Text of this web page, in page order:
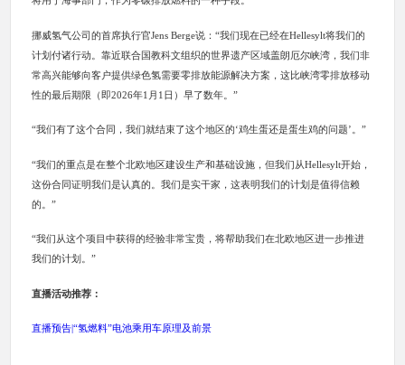
挪威氢气公司的首席执行官Jens Berge说：“我们现在已经在Hellesylt将我们的
计划付诸行动。靠近联合国教科文组织的世界遗产区域盖朗厄尔峡湾，我们非
常高兴能够向客户提供绿色氢需要零排放能源解决方案，这比峡湾零排放移动
性的最后期限（即2026年1月1日）早了数年。”
“我们有了这个合同，我们就结束了这个地区的‘鸡生蛋还是蛋生鸡的问题’。”
“我们的重点是在整个北欧地区建设生产和基础设施，但我们从Hellesylt开始，
这份合同证明我们是认真的。我们是实干家，这表明我们的计划是值得信赖
的。”
“我们从这个项目中获得的经验非常宝贵，将帮助我们在北欧地区进一步推进
我们的计划。”
直播活动推荐：
直播预告|“氢燃料”电池乘用车原理及前景